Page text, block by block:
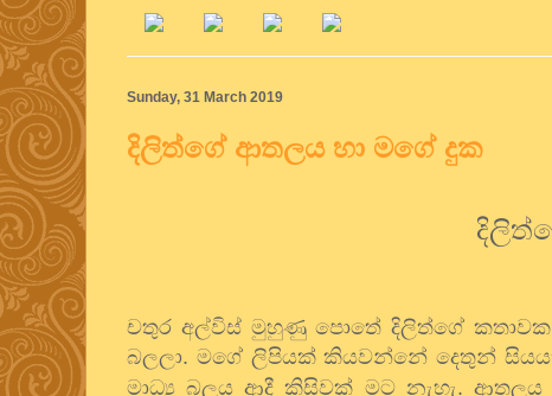
Sunday, 31 March 2019
දිලිත්ගේ ආතලය හා මගේ දුක
චතුර අල්විස් මුහුණු පොතේ දිලිත්ගේ කතාවක
බලලා. මගේ ලිපියක් කියවන්නේ දෙතුන්
මාධ්‍ය බලය ආදී කිසිවක් මට නැහැ.